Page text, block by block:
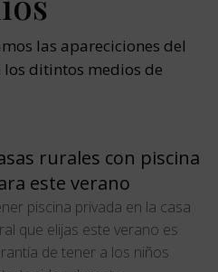
las apareciciones del
los ditintos medios de
rurales con piscina
este verano
piscina privada en la casa
que elijas este verano es
de tener a los niños